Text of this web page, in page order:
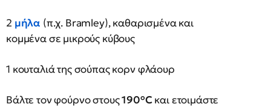
2 μήλα (π.χ. Bramley), καθαρισμένα και
κομμένα σε μικρούς κύβους
1 κουταλιά της σούπας κορν φλάουρ
Βάλτε τον φούρνο στους190°Cκαι ετοιμάστε